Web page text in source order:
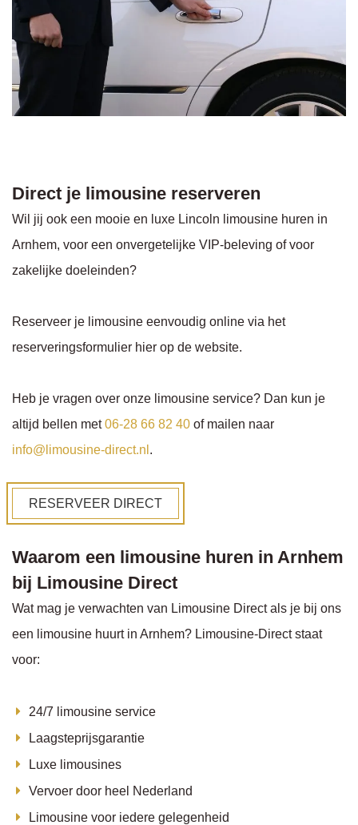
Direct je limousine reserveren
Wil jij ook een mooie en luxe Lincoln limousine huren in
Arnhem, voor een onvergetelijke VIP-beleving of voor
zakelijke doeleinden?
Reserveer je limousine eenvoudig online via het
reserveringsformulier hier op de website.
Heb je vragen over onze limousine service? Dan kun je
altijd bellen met06-28 66 82 40 of mailen naar
info@limousine-direct.nl .
RESERVEER DIRECT
Waarom een limousine huren in Arnhem
bij Limousine Direct
Wat mag je verwachten van Limousine Direct als je bij ons
een limousine huurt in Arnhem? Limousine-Direct staat
voor:
24/7 limousine service
Laagsteprijsgarantie
Luxe limousines
Vervoer door heel Nederland
Limousine voor iedere gelegenheid